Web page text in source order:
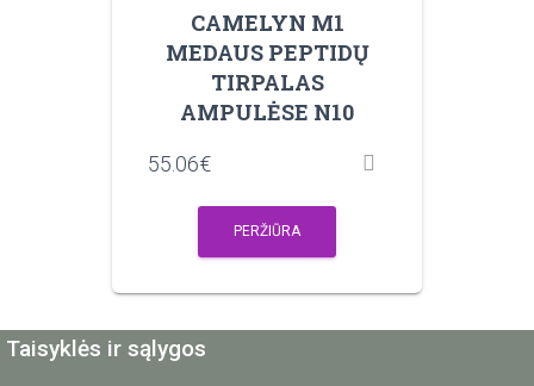
CAMELYN M1
MEDAUS PEPTIDŲ
TIRPALAS
AMPULĖSE N10
55.06€
PERŽIŪRA
Taisyklės ir sąlygos